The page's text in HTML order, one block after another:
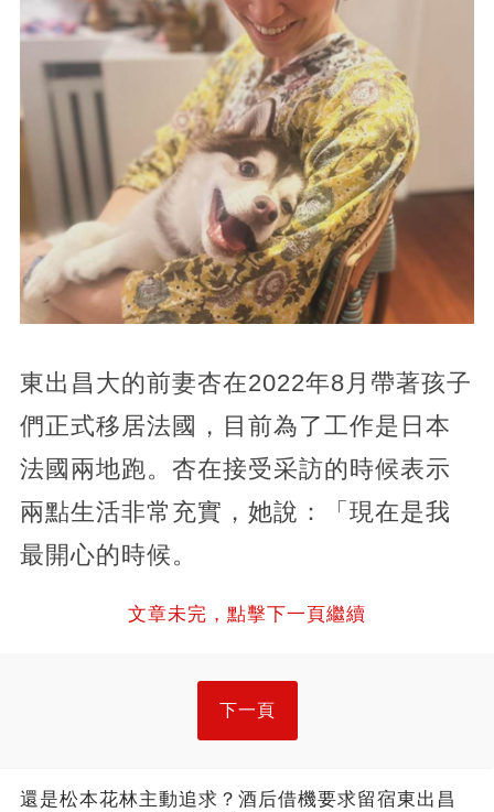
東出昌大的前妻杏在2022年8月帶著孩子
們正式移居法國，目前為了工作是日本
法國兩地跑。杏在接受采訪的時候表示
兩點生活非常充實，她說：「現在是我
最開心的時候。
文章未完，點擊下一頁繼續
下一頁
還是松本花林主動追求？酒后借機要求留宿東出昌